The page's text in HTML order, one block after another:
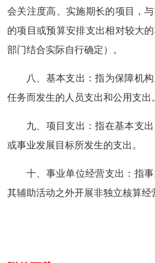
会关注度高、实施期长的项目，
的项目或预算安排支出相对较大
部门结合实际自行确定）。
八、基本支出：指为保障机
任务而发生的人员支出和公用支出
九、项目支出：指在基本支
或事业发展目标所发生的支出。
十、事业单位经营支出：指
其辅助活动之外开展非独立核算经